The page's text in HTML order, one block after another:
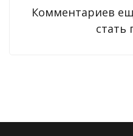
Комментариев
стать